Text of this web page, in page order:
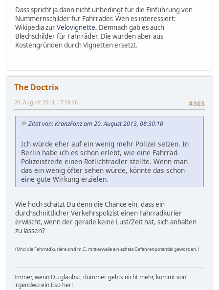
Dass spricht ja dann nicht unbedingt für die Einführung von
Nummernschilder für Fahrräder. Wen es interessiert:
Wikipedia zurVelovignette. Demnach gab es auch
Blechschilder für Fahrräder. Die wurden aber aus
Kostengründen durch Vignetten ersetzt.
The Doctrix
#303
20. August 2013, 17:59:26
Zitat von: KranzFonz am 20. August 2013, 08:30:10
Ich würde eher auf ein wenig mehr Polizei setzen. In
Berlin habe ich es schon erlebt, wie eine Fahrrad-
Polizeistreife einen Rotlichtradler stellte. Wenn man
das ein wenig öfter sehen würde, könnte das schon
eine gute Wirkung erzielen.
Wie hoch schätzt Du denn die Chance ein, dass ein
durchschnittlicher Verkehrspolizist einen Fahrradkurier
erwischt, wenn der gerade keine Lust/Zeit hat, sich anhalten
zu lassen?
(Und die Fahrradkuriere sind m.E. mittlerweile ein echtes Gefahrenpotential geworden.)
Immer, wenn Du glaubst, dümmer gehts nicht mehr, kommt von
irgendwo ein Eso her!